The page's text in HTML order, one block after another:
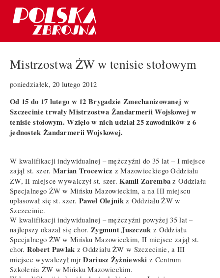
Mistrzostwa ŻW w tenisie stołowym
poniedziałek, 20 lutego 2012
Od 15 do 17 lutego w 12 Brygadzie Zmechanizowanej w
Szczecinie trwały Mistrzostwa Żandarmerii Wojskowej w
tenisie stołowym. Wzięło w nich udział 25 zawodników z 6
jednostek Żandarmerii Wojskowej.
W kwalifikacji indywidualnej – mężczyźni do 35 lat – I miejsce
zajął st. szer. Marian Trocewicz z Mazowieckiego Oddziału
ŻW, II miejsce wywalczył st. szer.Kamil Zarembaz Oddziału
Specjalnego ŻW w Mińsku Mazowieckim, a na III miejscu
uplasował się st. szer. Paweł Olejnikz Oddziału ŻW w
Szczecinie.
W kwalifikacji indywidualnej – mężczyźni powyżej 35 lat –
najlepszy okazał się chor. Zygmunt Juszczuk z Oddziału
Specjalnego ŻW w Mińsku Mazowieckim, II miejsce zajął st.
chor. Robert Pawlak z Oddziału ŻW w Szczecinie, a III
miejsce wywalczył mjrDariusz Żyżniewskiz Centrum
Szkolenia ŻW w Mińsku Mazowieckim.